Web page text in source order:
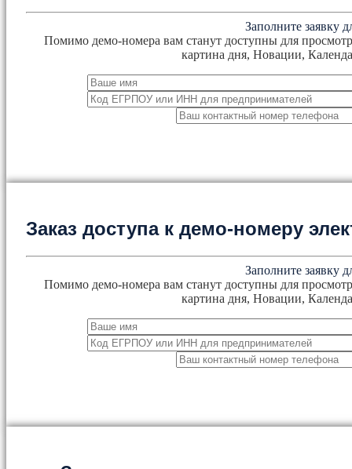
Заполните заявку
Помимо демо-номера вам станут доступны для
картина дня, Новации,
Заказ доступа к демо-номеру
Заполните заявку
Помимо демо-номера вам станут доступны для
картина дня, Новации,